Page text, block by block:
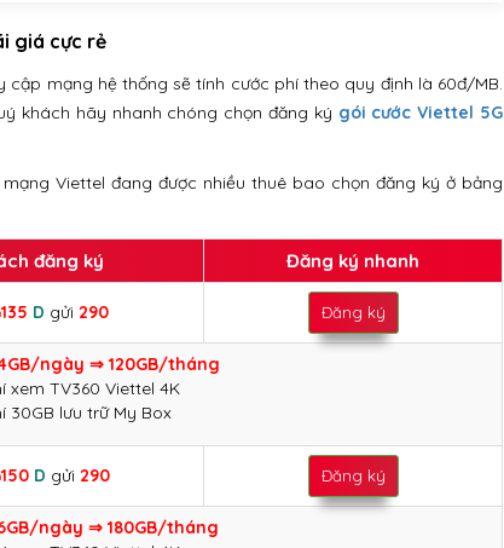
giá cực rẻ
mạng hệ thống sẽ tính cước phí theo quy định là 60đ/MB.
khách hãy nhanh chóng chọn đăng ký gói cước Viettel 5G
Viettel đang được nhiều thuê bao chọn đăng ký ở bảng
đăng ký Đăng ký nhanh
D gửi 290 Đăng ký
ngày ⇒ 120GB/tháng
xem TV360 Viettel 4K
30GB lưu trữ My Box
D gửi 290 Đăng ký
ngày ⇒ 180GB/tháng